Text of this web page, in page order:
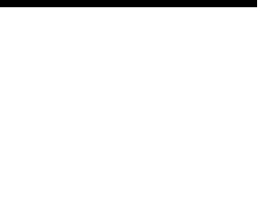
イージーケア / ブルーレギュラーカラー